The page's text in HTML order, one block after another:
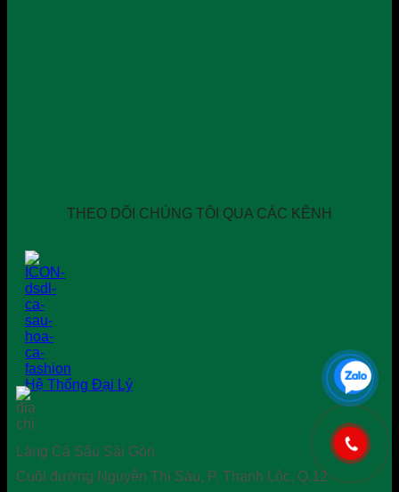
THEO DÕI CHÚNG TÔI QUA CÁC KÊNH
Hệ Thống Đại Lý
Làng Cá Sấu Sài Gòn
Cuối đường Nguyễn Thị Sáu, P. Thạnh Lộc, Q.12